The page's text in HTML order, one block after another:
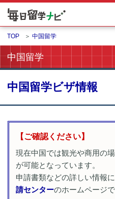
TOP ＞ 中国留学
中国留学
中国留学ビザ情報
【ご確認ください】
現在中国では観光や商用の
が可能となっています。
申請書類などの詳しい情報に
請センターのホームページ